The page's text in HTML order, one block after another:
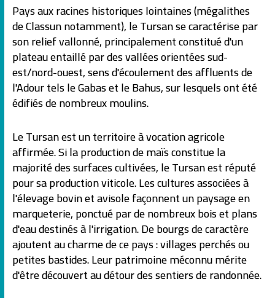
Pays aux racines historiques lointaines (mégalithes
de Classun notamment), le Tursan se caractérise par
son relief vallonné, principalement constitué d'un
plateau entaillé par des vallées orientées sud-
est/nord-ouest, sens d'écoulement des affluents de
l'Adour tels le Gabas et le Bahus, sur lesquels ont été
édifiés de nombreux moulins.
Le Tursan est un territoire à vocation agricole
affirmée. Si la production de maïs constitue la
majorité des surfaces cultivées, le Tursan est réputé
pour sa production viticole. Les cultures associées à
l'élevage bovin et avisole façonnent un paysage en
marqueterie, ponctué par de nombreux bois et plans
d'eau destinés à l'irrigation. De bourgs de caractère
ajoutent au charme de ce pays : villages perchés ou
petites bastides. Leur patrimoine méconnu mérite
d'être découvert au détour des sentiers de randonnée.